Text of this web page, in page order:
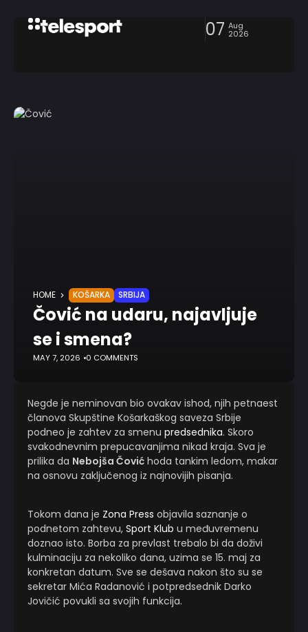
07 Aug
2026
HOME KOŠARKA SRBIJA
Čović na udaru, najavljuje
se i smena?
MAY 7, 2026 0 COMMENTS
Negde je neminovan bio ovakav ishod, njih petnaest
članova Skupštine Košarkaškog saveza Srbije
podneo je zahtev za smenu predsednika. Skoro
svakodnevnim prepucavanjima nikad kraja. Sva je
prilika da Nebojša Čović hoda tankim ledom, makar
na osnovu zaključenog iz najnovijih pisanja.
Tokom dana je Zona Press objavila saznanje o
podnetom zahtevu, Sport Klub u međuvremenu
doznao isto. Borba za prevlast trebalo bi da doživi
kulminaciju za nekoliko dana, uzima se 15. maj za
konkretan datum. Sve se dešava nakon što su se
sekretar Mića Radanović i potpredsednik Darko
Jovičić povukli sa svojih funkcija.